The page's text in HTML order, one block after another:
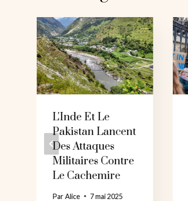
L'Inde Et Le
Pakistan Lancent
Des Attaques
Militaires Contre
Le Cachemire
ParAlice 7 mai 2025